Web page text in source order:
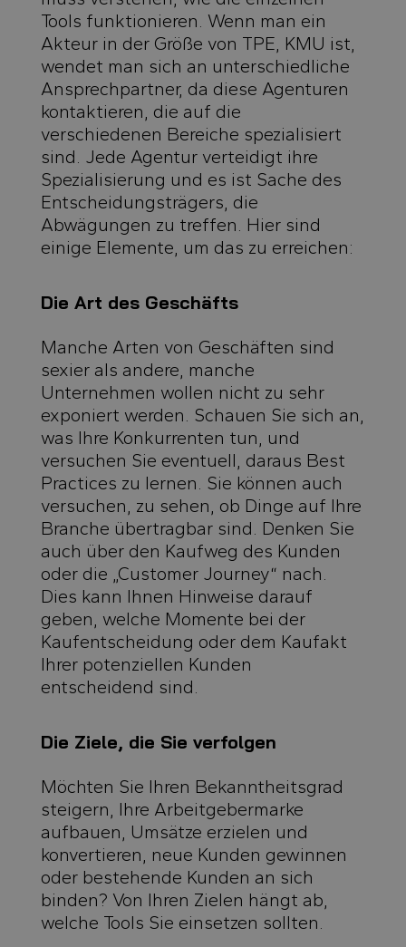
Tools funktionieren. Wenn man ein
Akteur in der Größe von TPE, KMU ist,
wendet man sich an unterschiedliche
Ansprechpartner, da diese Agenturen
kontaktieren, die auf die
verschiedenen Bereiche spezialisiert
sind. Jede Agentur verteidigt ihre
Spezialisierung und es ist Sache des
Entscheidungsträgers, die
Abwägungen zu treffen. Hier sind
einige Elemente, um das zu erreichen:
Die Art des Geschäfts
Manche Arten von Geschäften sind
sexier als andere, manche
Unternehmen wollen nicht zu sehr
exponiert werden. Schauen Sie sich an,
was Ihre Konkurrenten tun, und
versuchen Sie eventuell, daraus Best
Practices zu lernen. Sie können auch
versuchen, zu sehen, ob Dinge auf Ihre
Branche übertragbar sind. Denken Sie
auch über den Kaufweg des Kunden
oder die „Customer Journey“ nach.
Dies kann Ihnen Hinweise darauf
geben, welche Momente bei der
Kaufentscheidung oder dem Kaufakt
Ihrer potenziellen Kunden
entscheidend sind.
Die Ziele, die Sie verfolgen
Möchten Sie Ihren Bekanntheitsgrad
steigern, Ihre Arbeitgebermarke
aufbauen, Umsätze erzielen und
konvertieren, neue Kunden gewinnen
oder bestehende Kunden an sich
binden? Von Ihren Zielen hängt ab,
welche Tools Sie einsetzen sollten.